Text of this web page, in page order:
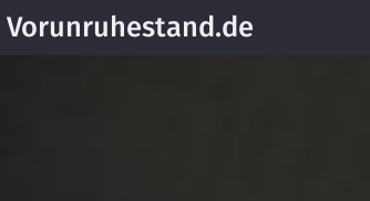
Vorunruhestand.de